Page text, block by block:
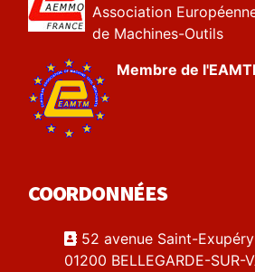
Association
de Machines-Outils
Membre de
COORDONNÉES
52 avenue Saint-Exupéry
01200 BELLEGARDE-SUR-